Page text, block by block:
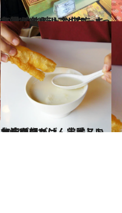
2014.8.19
名物パイナップルケーキを買うなら！ 台北“ちょっと通”なお店トップ3
旅＆お出かけ
2014.5.31
台湾の朝ごはん ベストコレクション 定番メニューがいちばん美味しいお店は？
旅＆お出かけ